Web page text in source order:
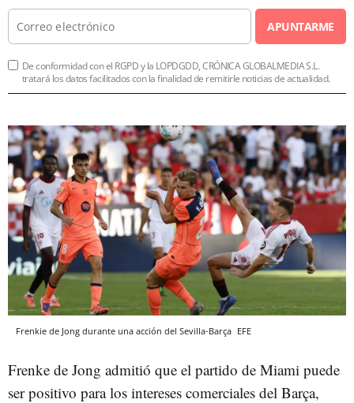
APUNTARME
De conformidad con el RGPD y la LOPDGDD, CRÓNICA GLOBALMEDIA S.L.
tratará los datos facilitados con la finalidad de remitirle noticias de actualidad.
Frenkie de Jong durante una acción del Sevilla-Barça EFE
Frenke de Jong admitió que el partido de Miami puede
ser positivo para los intereses comerciales del Barça,